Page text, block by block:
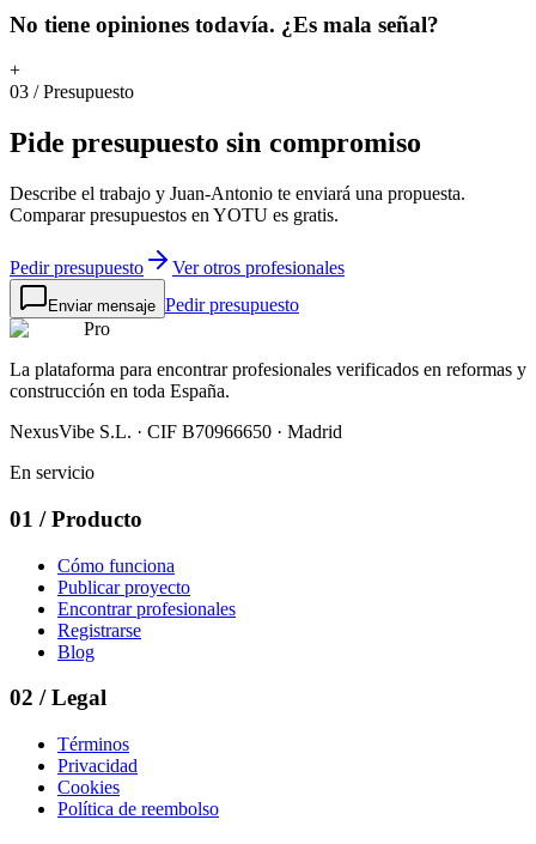
No tiene opiniones todavía. ¿Es mala señal?
+
03 /Presupuesto
Pide presupuesto sin compromiso
Describe el trabajo y Juan-Antonio te enviará una propuesta.
Comparar presupuestos en YOTU es gratis.
Pedir presupuesto Ver otros profesionales
Enviar mensaje Pedir presupuesto
Pro
La plataforma para encontrar profesionales verificados en reformas y
construcción en toda España.
NexusVibe S.L. · CIF B70966650 · Madrid
En servicio
01 / Producto
Cómo funciona
Publicar proyecto
Encontrar profesionales
Registrarse
Blog
02 / Legal
Términos
Privacidad
Cookies
Política de reembolso